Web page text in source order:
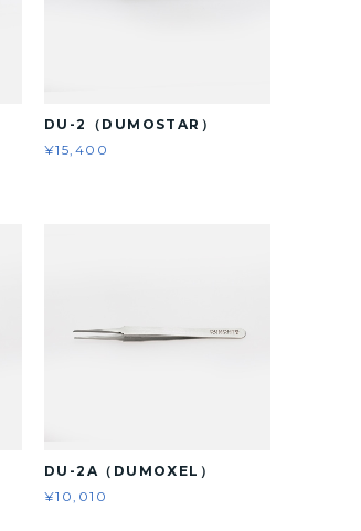
DU-2（DUMOSTAR）
¥15,400
DU-2A（DUMOXEL）
¥10,010